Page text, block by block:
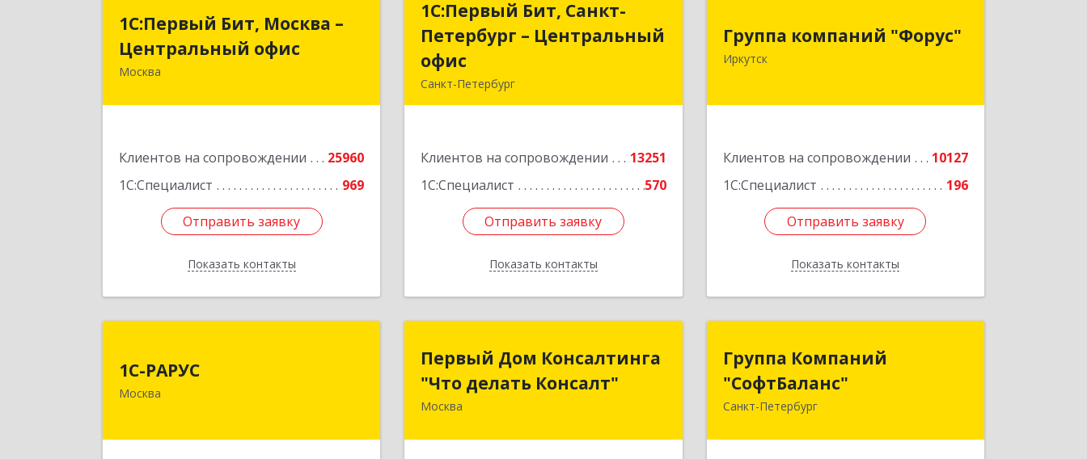
1С:Первый Бит, Москва –
Центральный офис
Москва
Клиентов на сопровождении
25960
1С:Специалист
969
Отправить заявку
Показать контакты
1С:Первый Бит, Москва –
Центральный офис
г. Москва, ул. Воронцовская, д. 35Б,
Отправить заявку
Назад
1С:Первый Бит, Санкт-
Петербург – Центральный
офис
Санкт-Петербург
Клиентов на сопровождении
13251
1С:Специалист
570
Отправить заявку
Показать контакты
1С:Первый Бит, Санкт-
Петербург – Центральный
Подробнее
Отправить заявку
Назад
Группа компаний "Форус"
Иркутск
Клиентов на сопровождении
10127
1С:Специалист
196
Отправить заявку
Показать контакты
664007, Иркутская обл, Иркутск г,
Ямская ул, дом № 1, корпус 1, оф.1
Подробнее
Отправить заявку
Назад
1С-РАРУС
Москва
Подробнее
Первый Дом Консалтинга
"Что делать Консалт"
Москва
Первый Дом Консалтинга
"Что делать Консалт"
127083, Москва г, Мишина ул, дом №
Группа Компаний
"СофтБаланс"
Санкт-Петербург
Группа Компаний
"СофтБаланс"
195112, Санкт-Петербург г, Заневский